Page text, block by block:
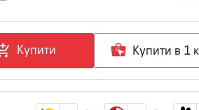
Купити Купити в 1